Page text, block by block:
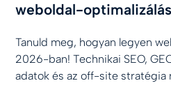
weboldal-
Tanuld meg, hogyan legyen
2026-ban! Technikai SEO,
adatok és az off-site stratégia